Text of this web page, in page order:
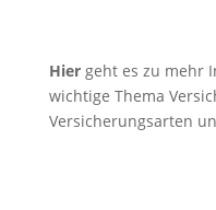
Hiergeht es zu mehr
wichtige Thema
Versicherungsarten